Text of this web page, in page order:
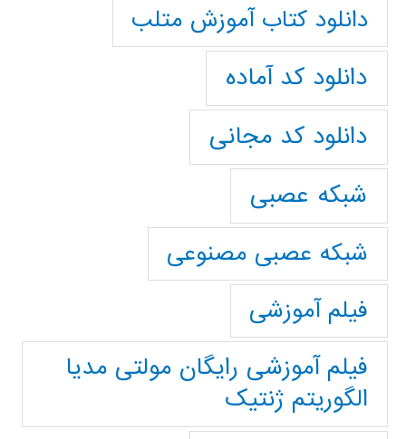
دانلود کتاب آموزش متلب
دانلود کد آماده
دانلود کد مجانی
شبکه عصبی
شبکه عصبی مصنوعی
فیلم آموزشی
فیلم آموزشی رایگان مولتی مدیا
الگوریتم ژنتیک